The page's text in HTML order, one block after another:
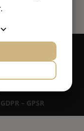
RoseLines
logo, tekst og
reklamation -
GDPR – GPSR
.
STATISTIK